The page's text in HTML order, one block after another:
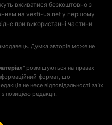
вживатися безкоштовно з
на vesti-ua.net у першому
при використанні частини
Думка авторів може не
розміщуються на правах
формат, що
не несе відповідальності за їх
позицією редакції.